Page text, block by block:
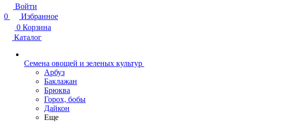
Войти
0
Избранное
0 Корзина
Каталог
Семена овощей и зеленых культур
Арбуз
Баклажан
Брюква
Горох, бобы
Дайкон
Еще